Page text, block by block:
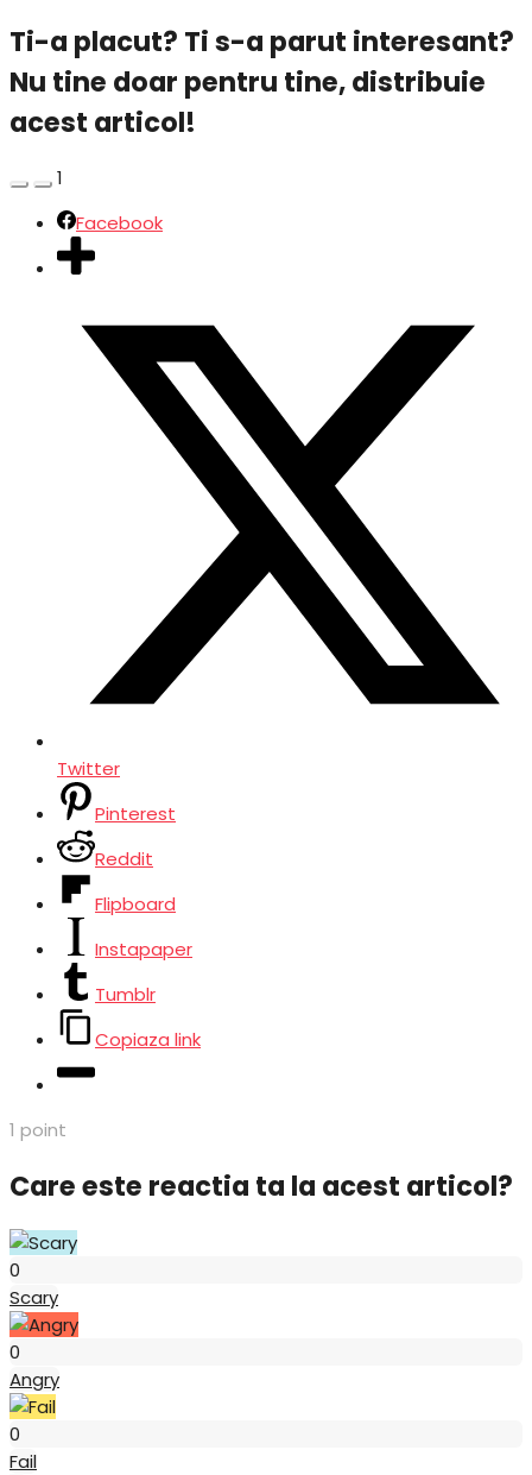
Ti-a placut? Ti s-a parut interesant?
Nu tine doar pentru tine, distribuie
acest articol!
1
Facebook
Twitter
Pinterest
Reddit
Flipboard
Instapaper
Tumblr
Copiaza link
1 point
Care este reactia ta la acest articol?
0
Scary
0
Angry
0
Fail